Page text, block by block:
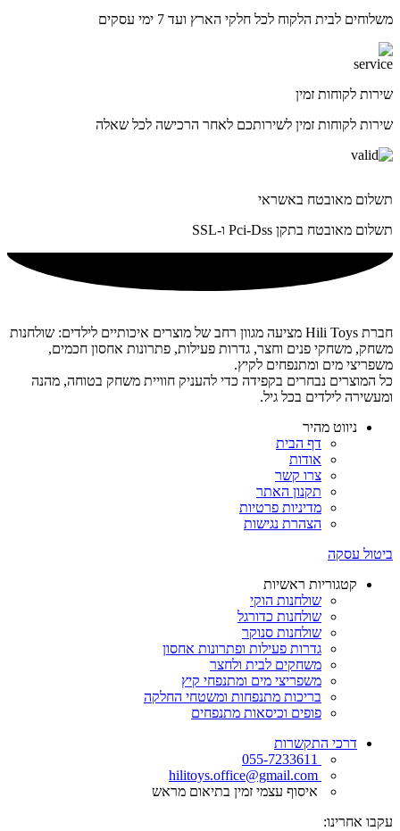
משלוחים לבית הלקוח לכל חלקי הארץ ועד 7 ימי עסקים
שירות לקוחות זמין
שירות לקוחות זמין לשירותכם לאחר הרכישה לכל שאלה
תשלום מאובטח באשראי
תשלום מאובטח בתקן Pci-Dss ו-SSL
חברת Hili Toys מציעה מגוון רחב של מוצרים איכותיים לילדים: שולחנות
משחק, משחקי פנים וחצר, גדרות פעילות, פתרונות אחסון חכמים,
משפריצי מים ומתנפחים לקיץ.
כל המוצרים נבחרים בקפידה כדי להעניק חוויית משחק בטוחה, מהנה
ומעשירה לילדים בכל גיל.
ניווט מהיר
דף הבית
אודות
צרו קשר
תקנון האתר
מדיניות פרטיות
הצהרת נגישות
ביטול עסקה
קטגוריות ראשיות
שולחנות הוקי
שולחנות כדורגל
שולחנות סנוקר
גדרות פעילות ופתרונות אחסון
משחקים לבית ולחצר
משפריצי מים ומתנפחי קיץ
בריכות מתנפחות ומשטחי החלקה
פופים וכיסאות מתנפחים
דרכי התקשרות
איסוף עצמי זמין בתיאום מראש
עקבו אחרינו: